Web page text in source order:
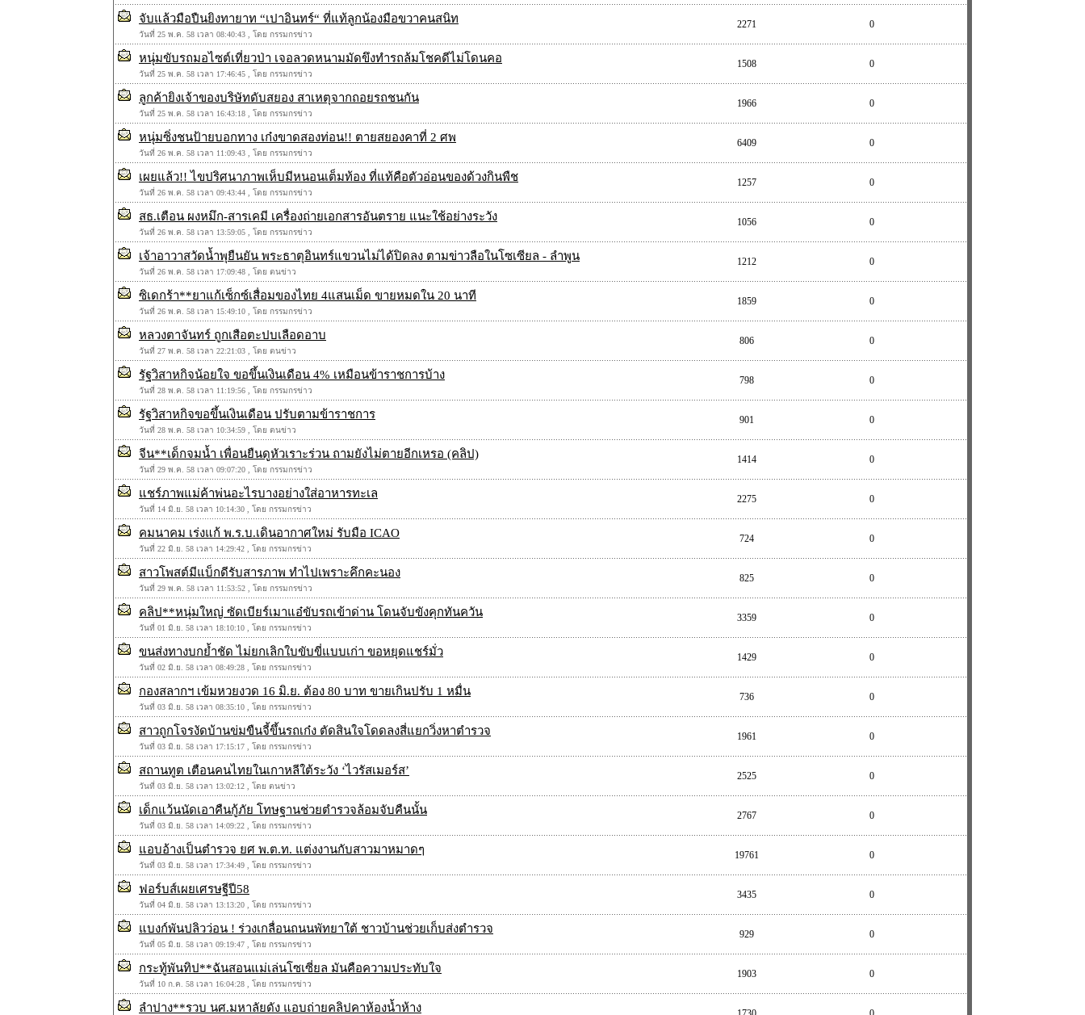
จับแล้วมือปืนยิงทายาท “เปาอินทร์“ ที่แท้ลูกน้องมือขวาคนสนิท
วันที่ 25 พ.ค. 58 เวลา 08:40:43 , โดย กรรมกรข่าว
2271 0
หนุ่มขับรถมอไซต์เที่ยวป่า เจอลวดหนามมัดขึงทำรถล้มโชคดีไม่โดนคอ
วันที่ 25 พ.ค. 58 เวลา 17:46:45 , โดย กรรมกรข่าว
1508 0
ลูกค้ายิงเจ้าของบริษัทดับสยอง สาเหตุจากถอยรถชนกัน
วันที่ 25 พ.ค. 58 เวลา 16:43:18 , โดย กรรมกรข่าว
1966 0
หนุ่มซิ่งชนป้ายบอกทาง เก๋งขาดสองท่อน!! ตายสยองคาที่ 2 ศพ
วันที่ 26 พ.ค. 58 เวลา 11:09:43 , โดย กรรมกรข่าว
6409 0
เผยแล้ว!! ไขปริศนาภาพเห็บมีหนอนเต็มท้อง ที่แท้คือตัวอ่อนของด้วงกินพืช
วันที่ 26 พ.ค. 58 เวลา 09:43:44 , โดย กรรมกรข่าว
1257 0
สธ.เตือน ผงหมึก-สารเคมี เครื่องถ่ายเอกสารอันตราย แนะใช้อย่างระวัง
วันที่ 26 พ.ค. 58 เวลา 13:59:05 , โดย กรรมกรข่าว
1056 0
เจ้าอาวาสวัดน้ำพุยืนยัน พระธาตุอินทร์แขวนไม่ได้ปิดลง ตามข่าวลือในโซเซียล - ลำพูน
วันที่ 26 พ.ค. 58 เวลา 17:09:48 , โดย ตนข่าว
1212 0
ซิเดกร้า**ยาแก้เซ็กซ์เสื่อมของไทย 4แสนเม็ด ขายหมดใน 20 นาที
วันที่ 26 พ.ค. 58 เวลา 15:49:10 , โดย กรรมกรข่าว
1859 0
หลวงตาจันทร์ ถูกเสือตะปบเลือดอาบ
วันที่ 27 พ.ค. 58 เวลา 22:21:03 , โดย ตนข่าว
806 0
รัฐวิสาหกิจน้อยใจ ขอขึ้นเงินเดือน 4% เหมือนข้าราชการบ้าง
วันที่ 28 พ.ค. 58 เวลา 11:19:56 , โดย กรรมกรข่าว
798 0
รัฐวิสาหกิจขอขึ้นเงินเดือน ปรับตามข้าราชการ
วันที่ 28 พ.ค. 58 เวลา 10:34:59 , โดย ตนข่าว
901 0
จีน**เด็กจมน้ำ เพื่อนยืนดูหัวเราะร่วน ถามยังไม่ตายอีกเหรอ (คลิป)
วันที่ 29 พ.ค. 58 เวลา 09:07:20 , โดย กรรมกรข่าว
1414 0
แชร์ภาพแม่ค้าพ่นอะไรบางอย่างใส่อาหารทะเล
วันที่ 14 มิ.ย. 58 เวลา 10:14:30 , โดย กรรมกรข่าว
2275 0
คมนาคม เร่งแก้ พ.ร.บ.เดินอากาศใหม่ รับมือ ICAO
วันที่ 22 มิ.ย. 58 เวลา 14:29:42 , โดย กรรมกรข่าว
724 0
สาวโพสต์มีแบ็กดีรับสารภาพ ทำไปเพราะคึกคะนอง
วันที่ 29 พ.ค. 58 เวลา 11:53:52 , โดย กรรมกรข่าว
825 0
คลิป**หนุ่มใหญ่ ซัดเบียร์เมาแอ๋ขับรถเข้าด่าน โดนจับขังคุกทันควัน
วันที่ 01 มิ.ย. 58 เวลา 18:10:10 , โดย กรรมกรข่าว
3359 0
ขนส่งทางบกย้ำชัด ไม่ยกเลิกใบขับขี่แบบเก่า ขอหยุดแชร์มั่ว
วันที่ 02 มิ.ย. 58 เวลา 08:49:28 , โดย กรรมกรข่าว
1429 0
กองสลากฯ เข้มหวยงวด 16 มิ.ย. ต้อง 80 บาท ขายเกินปรับ 1 หมื่น
วันที่ 03 มิ.ย. 58 เวลา 08:35:10 , โดย กรรมกรข่าว
736 0
สาวถูกโจรงัดบ้านข่มขืนจี้ขึ้นรถเก๋ง ตัดสินใจโดดลงสี่แยกวิ่งหาตำรวจ
วันที่ 03 มิ.ย. 58 เวลา 17:15:17 , โดย กรรมกรข่าว
1961 0
สถานทูต เตือนคนไทยในเกาหลีใต้ระวัง ‘ไวรัสเมอร์ส’
วันที่ 03 มิ.ย. 58 เวลา 13:02:12 , โดย ตนข่าว
2525 0
เด็กแว้นนัดเอาคืนกู้ภัย โทษฐานช่วยตำรวจล้อมจับคืนนั้น
วันที่ 03 มิ.ย. 58 เวลา 14:09:22 , โดย กรรมกรข่าว
2767 0
แอบอ้างเป็นตำรวจ ยศ พ.ต.ท. แต่งงานกับสาวมาหมาดๆ
วันที่ 03 มิ.ย. 58 เวลา 17:34:49 , โดย กรรมกรข่าว
19761 0
ฟอร์บส์เผยเศรษฐีปี58
วันที่ 04 มิ.ย. 58 เวลา 13:13:20 , โดย กรรมกรข่าว
3435 0
แบงก์พันปลิวว่อน ! ร่วงเกลื่อนถนนพัทยาใต้ ชาวบ้านช่วยเก็บส่งตำรวจ
วันที่ 05 มิ.ย. 58 เวลา 09:19:47 , โดย กรรมกรข่าว
929 0
กระทู้พันทิป**ฉันสอนแม่เล่นโซเซี่ยล มันคือความประทับใจ
วันที่ 10 ก.ค. 58 เวลา 16:04:28 , โดย กรรมกรข่าว
1903 0
ลำปาง**รวบ นศ.มหาลัยดัง แอบถ่ายคลิปคาห้องน้ำห้าง